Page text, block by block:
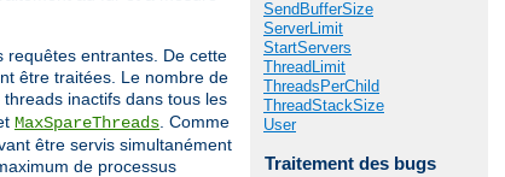
SendBufferSize
ServerLimit
StartServers
ThreadLimit
ThreadsPerChild
ThreadStackSize
User
Traitement des bugs
requêtes entrantes. De cette
être traitées. Le nombre de
inactifs dans tous les
MaxSpareThreads . Comme
être servis simultanément
de processus